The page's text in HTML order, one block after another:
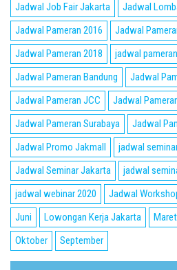
Jadwal Job Fair Jakarta
Jadwal
Jadwal Pameran 2016
Jadwal
Jadwal Pameran 2018
jadwal
Jadwal Pameran Bandung
Jadwal
Jadwal Pameran JCC
Jadwal
Jadwal Pameran Surabaya
Jadwal
Jadwal Promo Jakmall
jadwal
Jadwal Seminar Jakarta
jadwal
jadwal webinar 2020
Jadwal
Juni
Lowongan Kerja Jakarta Maret
Oktober
September